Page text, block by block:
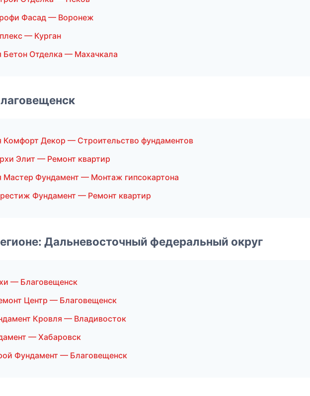
Фасад — Воронеж
— Курган
Бетон Отделка — Махачкала
Комфорт Декор — Строительство фундаментов
Элит — Ремонт квартир
Мастер Фундамент — Монтаж гипсокартона
Фундамент — Ремонт квартир
Дальневосточный федеральный округ
— Благовещенск
Центр — Благовещенск
Кровля — Владивосток
— Хабаровск
Фундамент — Благовещенск